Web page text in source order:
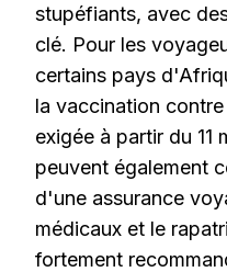
stupéfiants, avec
clé. Pour les
certains pays
la vaccination
exigée à partir du 11
peuvent également
d'une assurance
médicaux et le
fortement